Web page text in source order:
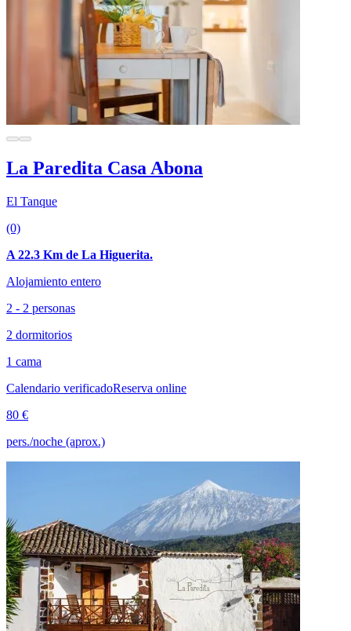
La Paredita Casa Abona
El Tanque
(0)
A 22.3 Km de La Higuerita.
Alojamiento entero
2 - 2 personas
2 dormitorios
1 cama
Calendario verificadoReserva online
80 €
pers./noche (aprox.)